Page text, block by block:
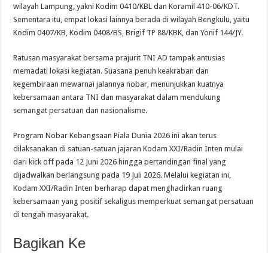
wilayah Lampung, yakni Kodim 0410/KBL dan Koramil 410-06/KDT.
Sementara itu, empat lokasi lainnya berada di wilayah Bengkulu, yaitu
Kodim 0407/KB, Kodim 0408/BS, Brigif TP 88/KBK, dan Yonif 144/JY.
Ratusan masyarakat bersama prajurit TNI AD tampak antusias
memadati lokasi kegiatan. Suasana penuh keakraban dan
kegembiraan mewarnai jalannya nobar, menunjukkan kuatnya
kebersamaan antara TNI dan masyarakat dalam mendukung
semangat persatuan dan nasionalisme.
Program Nobar Kebangsaan Piala Dunia 2026 ini akan terus
dilaksanakan di satuan-satuan jajaran Kodam XXI/Radin Inten mulai
dari kick off pada 12 Juni 2026 hingga pertandingan final yang
dijadwalkan berlangsung pada 19 Juli 2026. Melalui kegiatan ini,
Kodam XXI/Radin Inten berharap dapat menghadirkan ruang
kebersamaan yang positif sekaligus memperkuat semangat persatuan
di tengah masyarakat.
Bagikan Ke